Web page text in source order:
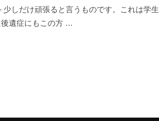
しだけ頑張ると言うものです。これは学生
遺症にもこの方 …
る”